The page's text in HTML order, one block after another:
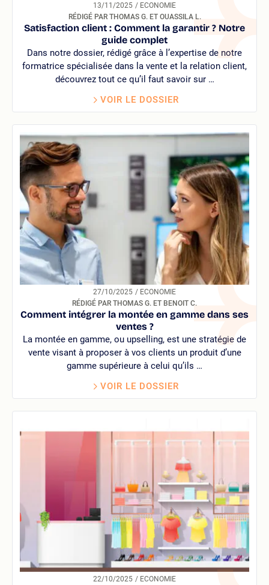
13/11/2025
/ ECONOMIE
RÉDIGÉ PAR THOMAS G. ET OUASSILA L.
Satisfaction client : Comment la garantir ? Notre
guide complet
Dans notre dossier, rédigé grâce à l’expertise de notre
formatrice spécialisée dans la vente et la relation client,
découvrez tout ce qu’il faut savoir sur …
VOIR LE DOSSIER
27/10/2025
/ ECONOMIE
RÉDIGÉ PAR THOMAS G. ET BENOIT C.
Comment intégrer la montée en gamme dans ses
ventes ?
La montée en gamme, ou upselling, est une stratégie de
vente visant à proposer à vos clients un produit d’une
gamme supérieure à celui qu’ils …
VOIR LE DOSSIER
22/10/2025
/ ECONOMIE